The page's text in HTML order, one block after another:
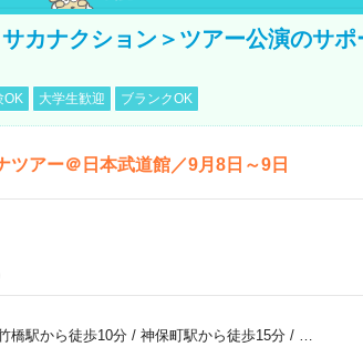
カナクション＞ツアー公演のサ
OK 大学生歓迎 ブランクOK
ツアー＠日本武道館／9月8日～9日
橋駅から徒歩10分/ 神保町駅から徒歩15分/